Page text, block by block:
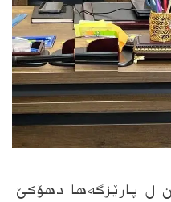
ل پارێزگه‌ها دهۆكێ